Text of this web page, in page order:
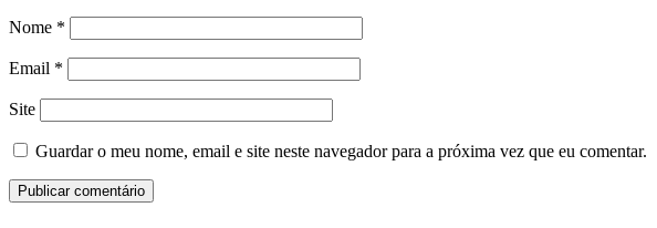
Nome *
Email *
Site
Guardar o meu nome, email e site neste navegador para a próxima vez que eu comentar.